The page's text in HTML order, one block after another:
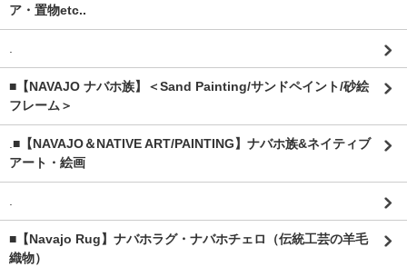
ア・置物etc..
.
■【NAVAJO ナバホ族】＜Sand Painting/サンドペイント/砂絵
フレーム＞
.■【NAVAJO＆NATIVE ART/PAINTING】ナバホ族&ネイティブ
アート・絵画
.
■【Navajo Rug】ナバホラグ・ナバホチェロ（伝統工芸の羊毛
織物）